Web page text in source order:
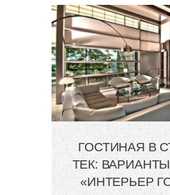
ГОСТИНАЯ В
ТЕК:
«ИНТЕРЬЕР